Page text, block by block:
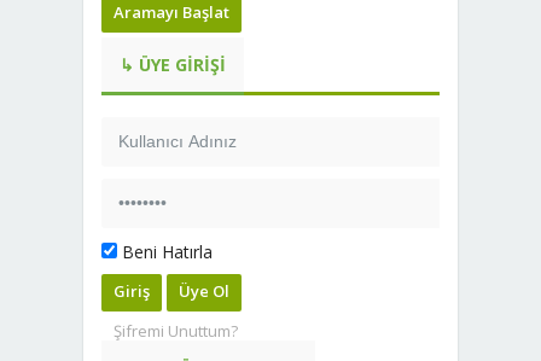
Aramayı Başlat
↳ ÜYE GIRIŞI
Beni Hatırla
Giriş
Üye Ol
Şifremi Unuttum?